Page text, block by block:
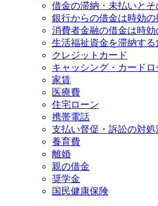
借金の滞納・未払いと
銀行からの借金は時効の
消費者金融の借金は時効
生活福祉資金を滞納する
クレジットカード
キャッシング・カードロ
家賃
医療費
住宅ローン
携帯電話
支払い督促・訴訟の対処
養育費
離婚
親の借金
奨学金
国民健康保険